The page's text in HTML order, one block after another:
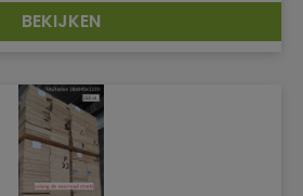
DETAILS
BEKIJKEN